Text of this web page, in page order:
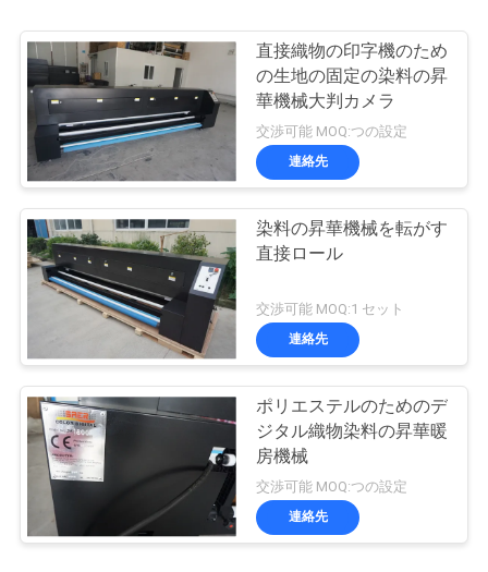
イ
バ
シ
ー
ポ
リ
直接織物の印字機のため
の生地の固定の染料の昇
華機械大判カメラ
交渉可能 MOQ:つの設定
連絡先
染料の昇華機械を転がす
直接ロール
交渉可能 MOQ:1 セット
連絡先
ポリエステルのためのデ
ジタル織物染料の昇華暖
房機械
交渉可能 MOQ:つの設定
連絡先